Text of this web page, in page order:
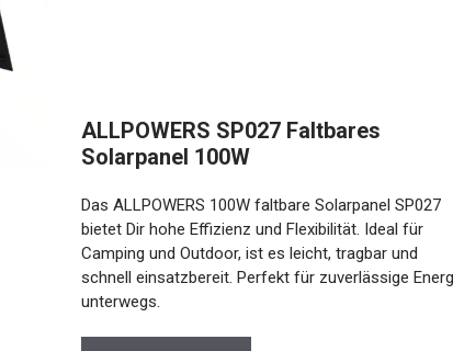
ALLPOWERS SP027 Faltbares
Solarpanel 100W
Das ALLPOWERS 100W faltbare Solarpanel SP027
bietet Dir hohe Effizienz und Flexibilität. Ideal für
Camping und Outdoor, ist es leicht, tragbar und
schnell einsatzbereit. Perfekt für zuverlässige
unterwegs.